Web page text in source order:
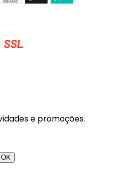
e promoções.